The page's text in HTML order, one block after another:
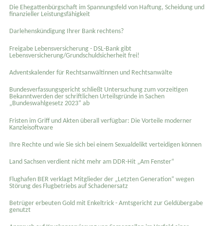
Die Ehegattenbürgschaft im Spannungsfeld von Haftung, Scheidung und
finanzieller Leistungsfähigkeit
Darlehenskündigung Ihrer Bank rechtens?
Freigabe Lebensversicherung - DSL-Bank gibt
Lebensversicherung/Grundschuldsicherheit frei!
Adventskalender für Rechtsanwältinnen und Rechtsanwälte
Bundesverfassungsgericht schließt Untersuchung zum vorzeitigen
Bekanntwerden der schriftlichen Urteilsgründe in Sachen
„Bundeswahlgesetz 2023“ ab
Fristen im Griff und Akten überall verfügbar: Die Vorteile moderner
Kanzleisoftware
Ihre Rechte und wie Sie sich bei einem Sexual­delikt verteidigen können
Land Sachsen verdient nicht mehr am DDR-Hit „Am Fenster“
Flughafen BER verklagt Mitglieder der „Letzten Generation“ wegen
Störung des Flugbetriebs auf Schadenersatz
Betrüger erbeuten Gold mit Enkeltrick - Amtsgericht zur Geldübergabe
genutzt